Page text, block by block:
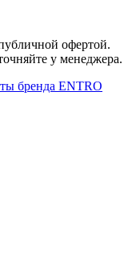
офертой.
у менеджера.
бренда ENTRO